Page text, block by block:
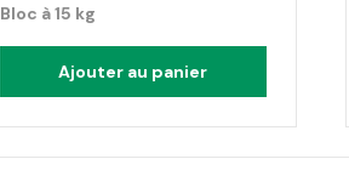
Bloc à 15 kg
Ajouter au panier